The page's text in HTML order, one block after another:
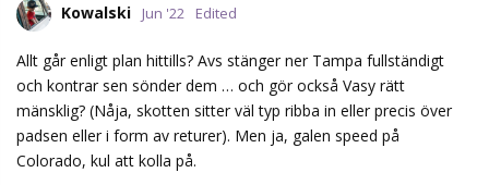
Kowalski Jun '22 Edited
Allt går enligt plan hittills? Avs stänger ner Tampa fullständigt
och kontrar sen sönder dem … och gör också Vasy rätt
mänsklig? (Nåja, skotten sitter väl typ ribba in eller precis över
padsen eller i form av returer). Men ja, galen speed på
Colorado, kul att kolla på.